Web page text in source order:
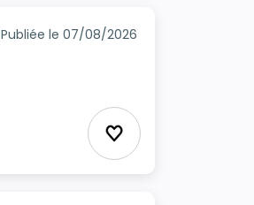
Publiée le 07/08/2026
Ajouter aux